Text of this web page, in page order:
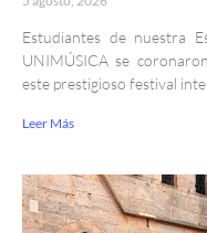
Estudiantes de nuestra
UNIMÚSICA se
este prestigioso festival
Leer Más